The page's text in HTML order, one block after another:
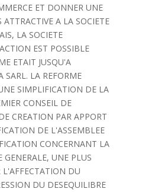
ET DONNER UNE
ATTRACTIVE A LA SOCIETE
LA SOCIETE
EST POSSIBLE
ETAIT JUSQU'A
SARL. LA REFORME
SIMPLIFICATION DE LA
CONSEIL DE
CREATION PAR APPORT
DE L'ASSEMBLEE
CONCERNANT LA
GENERALE, UNE PLUS
L'AFFECTATION DU
DU DESEQUILIBRE